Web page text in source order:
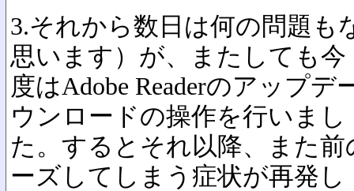
3.それから数日は何の問題も
思います）が、またしても今
度はAdobe Readerのアップ
ウンロードの操作を行いまし
た。するとそれ以降、また
ーズしてしまう症状が再発し